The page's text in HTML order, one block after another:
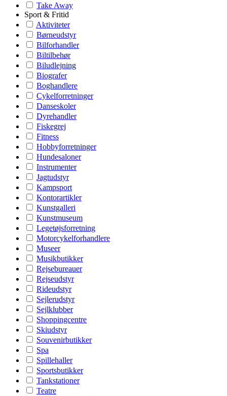
Take Away
Sport & Fritid
Aktiviteter
Børneudstyr
Bilforhandler
Biltilbehør
Biludlejning
Biografer
Boghandlere
Cykelforretninger
Danseskoler
Dyrehandler
Fiskegrej
Fitness
Hobbyforretninger
Hundesaloner
Instrumenter
Jagtudstyr
Kampsport
Kontorartikler
Kunstgalleri
Kunstmuseum
Legetøjsforretning
Motorcykelforhandlere
Museer
Musikbutikker
Rejsebureauer
Rejseudstyr
Rideudstyr
Sejlerudstyr
Sejlklubber
Shoppingcentre
Skiudstyr
Souvenirbutikker
Spa
Spillehaller
Sportsbutikker
Tankstationer
Teatre